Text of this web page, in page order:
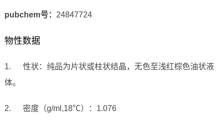
pubchem号： 24847724
物性数据
1. 性状：纯品为片状或柱状结晶，无色至浅红棕色油状液
体。
2. 密度（g/ml,18℃）：1.076